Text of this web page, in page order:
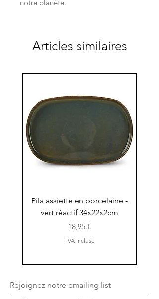
notre planète.
Articles similaires
Pila assiette en porcelaine -
vert réactif 34x22x2cm
Prix
18,95 €
TVA Incluse
Rejoignez notre emailing list